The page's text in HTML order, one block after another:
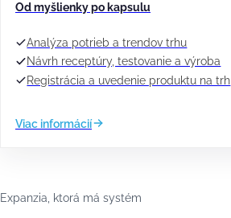
Od myšlienky po kapsulu
Analýza potrieb a trendov trhu
Návrh receptúry, testovanie a výroba
Registrácia a uvedenie produktu na trh
Viac informácií
Expanzia, ktorá má systém